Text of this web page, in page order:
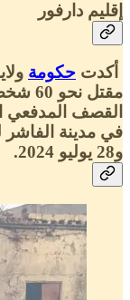
إقليم دارفور
أكدت حكومة
مقتل
القصف المدفعي
و28 يوليو 2024.